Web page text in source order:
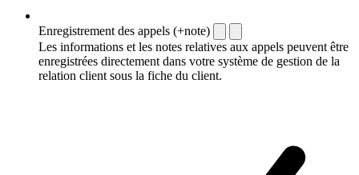
Enregistrement des appels (+note)
Les informations et les notes relatives aux appels peuvent être
enregistrées directement dans votre système de gestion de la
relation client sous la fiche du client.